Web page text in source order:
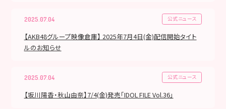
2025.07.04 公式ニュース
【AKB48グループ映像倉庫】 2025年7月4日(金)配信開始タイト
ルのお知らせ
2025.07.04 公式ニュース
【坂川陽香・秋山由奈】7/4(金)発売「IDOL FILE Vol.36」